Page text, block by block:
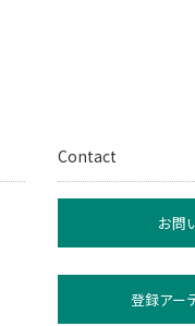
Contact
お問
登録アー